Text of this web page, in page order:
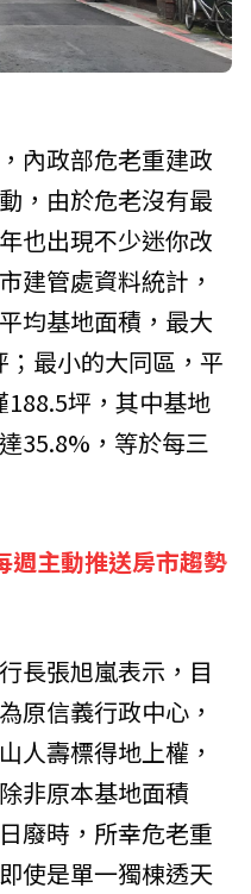
內政部危老重建政
，由於危老沒有最
也出現不少迷你改
建管處資料統計，
均基地面積，最大
最小的大同區，平
坪，其中基地
35.8%，等於每三
週主動推送房市趨勢
長張旭嵐表示，目
原信義行政中心，
人壽標得地上權，
非原本基地面積
廢時，所幸危老重
使是單一獨棟透天